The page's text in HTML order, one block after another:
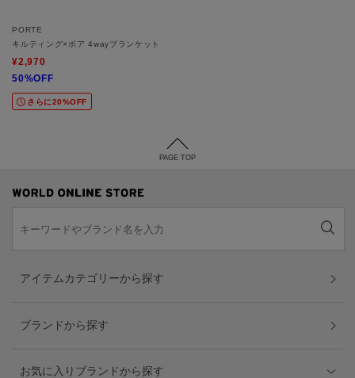
PORTE
キルティング×ボア 4wayブランケット
¥2,970
50%OFF
さらに20%OFF
PAGE TOP
アイテムカテゴリーから探す
ブランドから探す
お気に入りブランドから探す